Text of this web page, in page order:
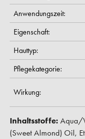
Anwendungszeit:
Eigenschaft:
Hauttyp:
Pflegekategorie:
Wirkung:
Inhaltsstoffe: Aqua/
(Sweet Almond) Oil,